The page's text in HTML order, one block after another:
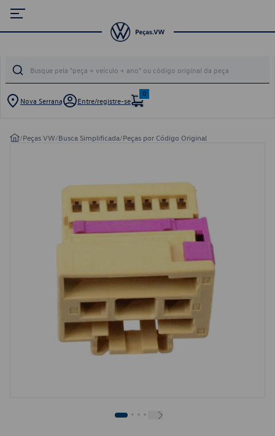
Nova Serrana Entre/registre-se
0
/Peças VW/Busca Simplificada/Peças por Código Original